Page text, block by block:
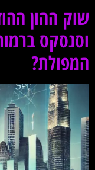
שוק ההון
וסנסקס
המפולת?